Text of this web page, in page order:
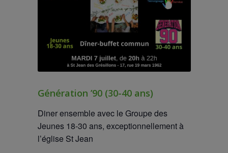
Génération ’90 (30-40 ans)
Diner ensemble avec le Groupe des
Jeunes 18-30 ans, exceptionnellement à
l’église St Jean